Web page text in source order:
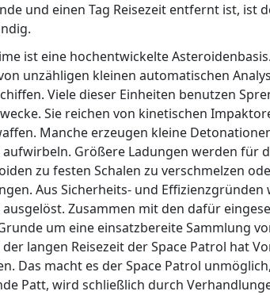
und einen Tag Reisezeit entfernt ist, ist
ist eine hochentwickelte
unzähligen kleinen automatischen
Viele dieser Einheiten benutzen
Sie reichen von kinetischen
Manche erzeugen kleine
aufwirbeln. Größere Ladungen werden für
zu festen Schalen zu verschmelzen
Aus Sicherheits- und
ausgelöst. Zusammen mit den dafür
um eine einsatzbereite Sammlung
langen Reisezeit der Space Patrol hat
Das macht es der Space Patrol
Patt, wird schließlich durch